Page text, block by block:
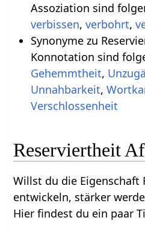
Assoziation sind
verbissen, verbohrt,
Synonyme zu
Konnotation sind
Gehemmtheit,
Unnahbarkeit,
Verschlossenheit
Reserviertheit
Willst du die Eigenschaft
entwickeln, stärker
Hier findest du ein paar